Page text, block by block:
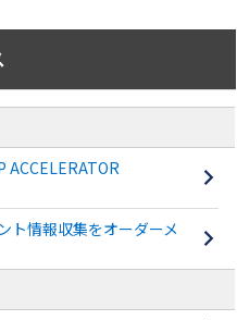
ACCELERATOR
ト情報収集をオーダーメ